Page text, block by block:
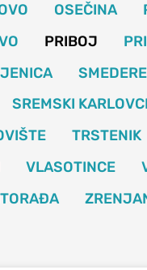
OSEČINA
PRIBOJ
SREMSKI KARLOVCI
TRSTENIK
VLASOTINCE